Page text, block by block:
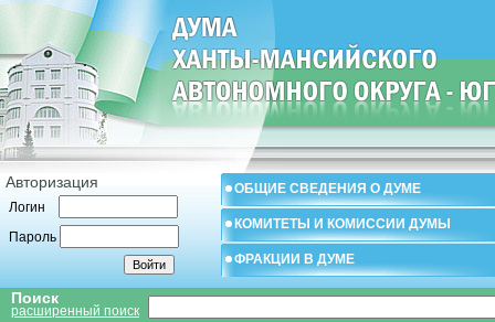
Авторизация
Логин
Пароль
ОБЩИЕ СВЕДЕНИЯ О ДУМЕ
КОМИТЕТЫ И КОМИССИИ ДУМЫ
ФРАКЦИИ В ДУМЕ
Поиск
расширенный поиск